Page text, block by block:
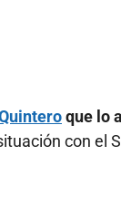
que lo
con el